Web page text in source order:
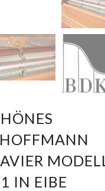
MODELL
IN EIBE